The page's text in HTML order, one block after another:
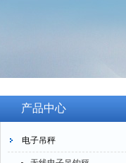
产品中心
电子吊秤